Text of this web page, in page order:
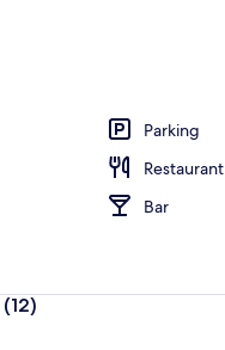
Parking
Restaurant
Bar
(12)